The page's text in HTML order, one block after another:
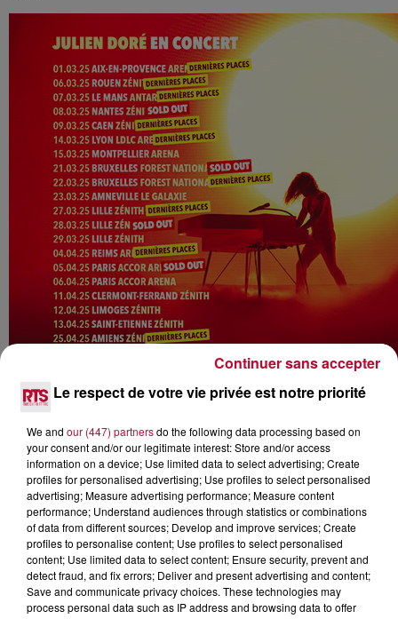
Le respect de votre vie privée est notre priorité
We and our (447) partnersdo the following data processing based on
your consent and/or our legitimate interest: Store and/or access
information on a device; Use limited data to select advertising; Create
profiles for personalised advertising; Use profiles to select personalised
advertising; Measure advertising performance; Measure content
performance; Understand audiences through statistics or combinations
of data from different sources; Develop and improve services; Create
profiles to personalise content; Use profiles to select personalised
content; Use limited data to select content; Ensure security, prevent and
detect fraud, and fix errors; Deliver and present advertising and content;
Save and communicate privacy choices. These technologies may
process personal data such as IP address and browsing data to offer
Continuer sans accepter